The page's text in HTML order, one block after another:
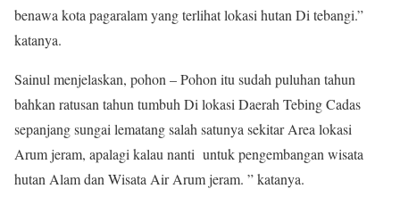
benawa kota pagaralam yang terlihat lokasi hutan Di tebangi.”
katanya.
Sainul menjelaskan, pohon – Pohon itu sudah puluhan tahun
bahkan ratusan tahun tumbuh Di lokasi Daerah Tebing Cadas
sepanjang sungai lematang salah satunya sekitar Area lokasi
Arum jeram, apalagi kalau nanti untuk pengembangan wisata
hutan Alam dan Wisata Air Arum jeram. ” katanya.